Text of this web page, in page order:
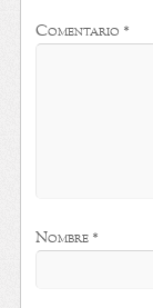
Comentario *
Nombre *